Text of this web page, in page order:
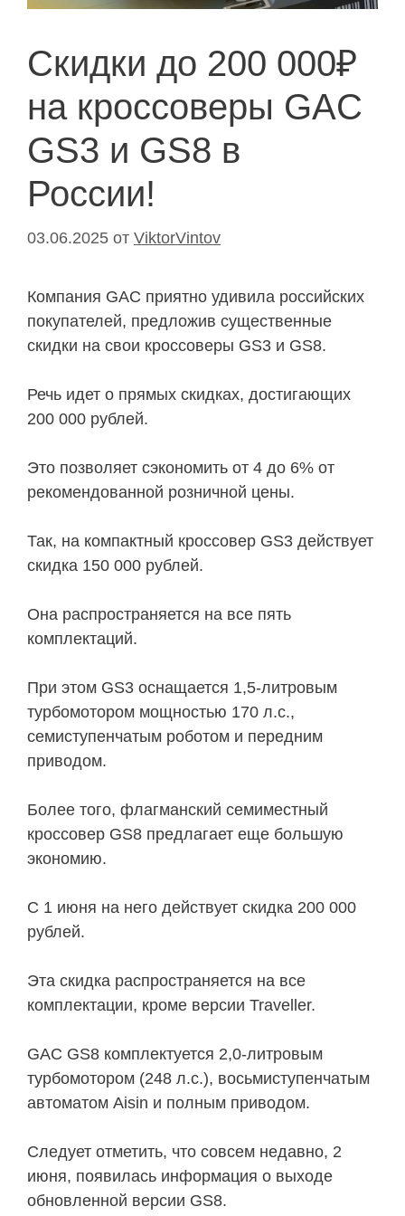
Скидки до 200 000₽
на кроссоверы GAC
GS3 и GS8 в
России!
03.06.2025 от ViktorVintov
Компания GAC приятно удивила российских
покупателей, предложив существенные
скидки на свои кроссоверы GS3 и GS8.
Речь идет о прямых скидках, достигающих
200 000 рублей.
Это позволяет сэкономить от 4 до 6% от
рекомендованной розничной цены.
Так, на компактный кроссовер GS3 действует
скидка 150 000 рублей.
Она распространяется на все пять
комплектаций.
При этом GS3 оснащается 1,5-литровым
турбомотором мощностью 170 л.с.,
семиступенчатым роботом и передним
приводом.
Более того, флагманский семиместный
кроссовер GS8 предлагает еще большую
экономию.
С 1 июня на него действует скидка 200 000
рублей.
Эта скидка распространяется на все
комплектации, кроме версии Traveller.
GAC GS8 комплектуется 2,0-литровым
турбомотором (248 л.с.), восьмиступенчатым
автоматом Aisin и полным приводом.
Следует отметить, что совсем недавно, 2
июня, появилась информация о выходе
обновленной версии GS8.